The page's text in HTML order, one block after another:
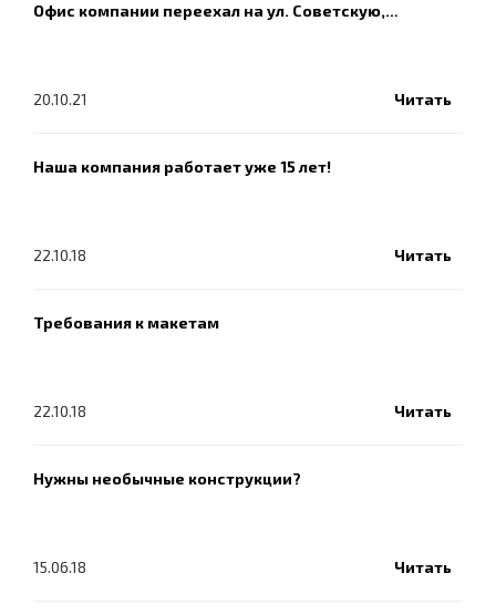
Офис компании переехал на ул. Советскую,…
20.10.21 Читать
Наша компания работает уже 15 лет!
22.10.18 Читать
Требования к макетам
22.10.18 Читать
Нужны необычные конструкции?
15.06.18 Читать